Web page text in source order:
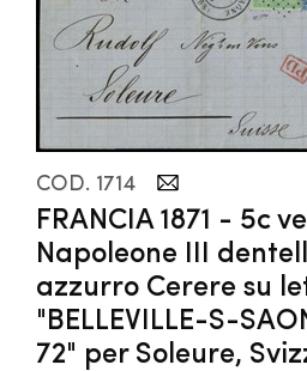
COD. 1714
FRANCIA 1871 - 5c
Napoleone III
azzurro Cerere su
"BELLEVILLE-S-
72" per Soleure,